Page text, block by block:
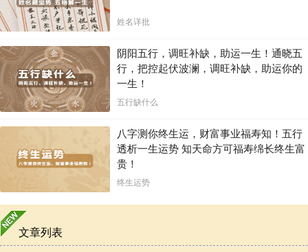
姓名详批
阴阳五行，调旺补缺，助运一生！通晓五
行，把控起伏波澜，调旺补缺，助运你的
一生！
五行缺什么
八字测你终生运，财富事业福寿知！五行
透析一生运势 知天命方可福寿绵长终生富
贵！
终生运势
文章列表